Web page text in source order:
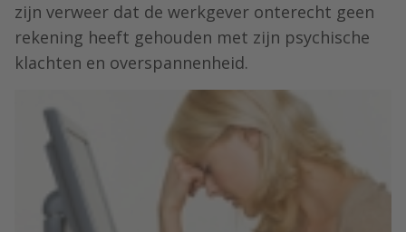
zijn verweer dat de werkgever onterecht geen
rekening heeft gehouden met zijn psychische
klachten en overspannenheid.